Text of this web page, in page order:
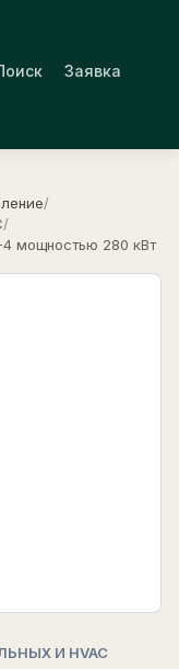
Заявка
/
/
4 мощностью 280 кВт
И HVAC